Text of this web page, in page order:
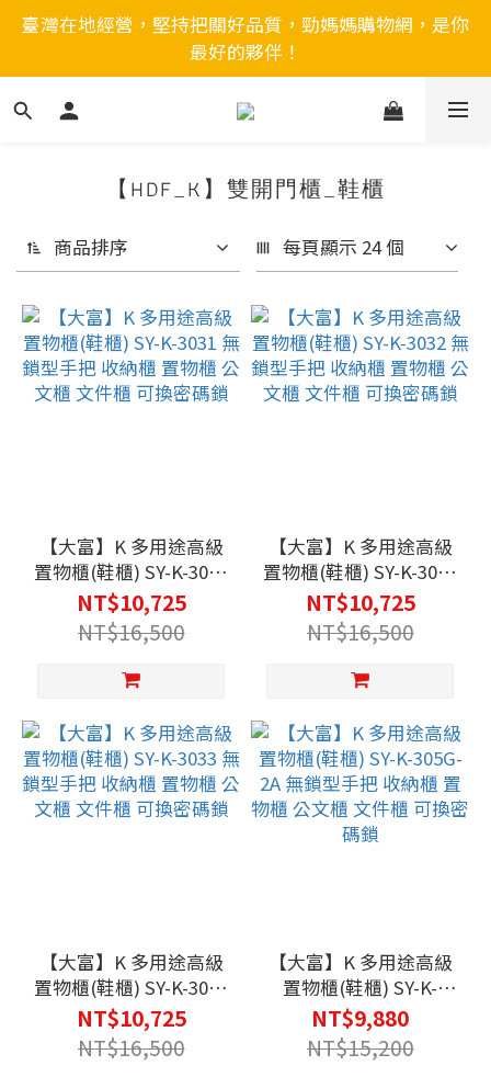
臺灣在地經營，堅持把關好品質，勁媽媽購物網，是你
最好的夥伴！
【HDF_K】雙開門櫃_鞋櫃
商品排序 每頁顯示 24 個
【大富】K 多用途高級
置物櫃(鞋櫃) SY-K-3031
無鎖型手把 收納櫃 置物
櫃 公文櫃 文件櫃 可換
密碼鎖
NT$10,725
NT$16,500
【大富】K 多用途高級
置物櫃(鞋櫃) SY-K-3032
無鎖型手把 收納櫃 置物
櫃 公文櫃 文件櫃 可換
密碼鎖
NT$10,725
NT$16,500
【大富】K 多用途高級
置物櫃(鞋櫃) SY-K-3033
無鎖型手把 收納櫃 置物
櫃 公文櫃 文件櫃 可換
密碼鎖
NT$10,725
NT$16,500
【大富】K 多用途高級
置物櫃(鞋櫃) SY-K-
305G-2A 無鎖型手把 收
納櫃 置物櫃 公文櫃 文
件櫃 可換密碼鎖
NT$9,880
NT$15,200